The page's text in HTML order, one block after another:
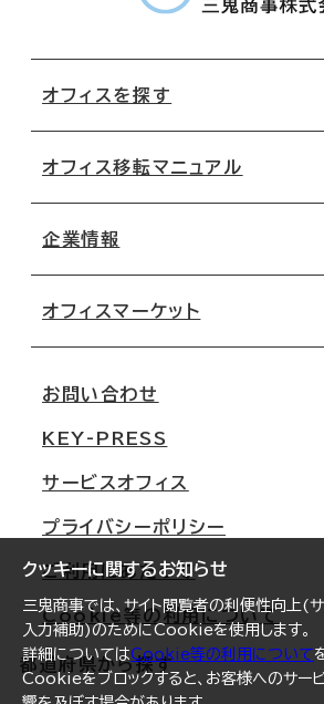
クッキーに関するお知らせ
三鬼商事では、サイト閲覧者の利便性向上(サ
入力補助)のためにCookieを使用します。
詳細についてはCookie等の利用について
Cookieをブロックすると、お客様へのサー
オフィスを探す
地図から探す
路線・駅から探す
オフィス移転マニュアル
移転コストシミュレーション
移転スケジュール
オフィス移転Q&A
企業情報
オフィスマーケット
大阪
名古屋
札幌
仙台
横浜
福岡
お問い合わせ
KEY-PRESS
サービスオフィス
プライバシーポリシー
ご利用にあたって
Cookie等の利用について
都道府県から探す